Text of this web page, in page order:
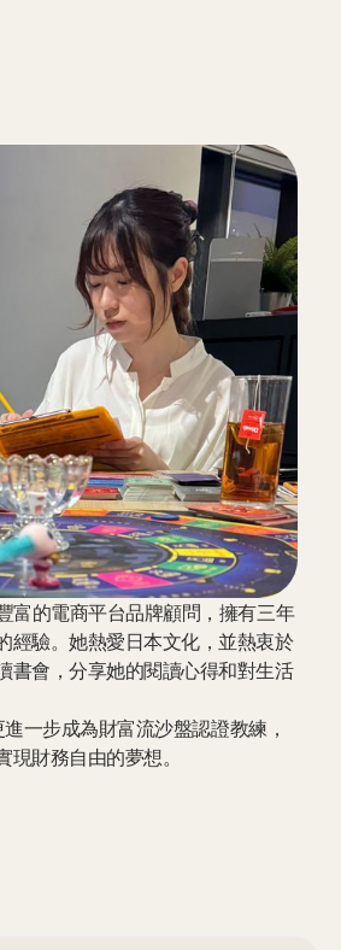
富的電商平台品牌顧問，擁有三年
經驗。她熱愛日本文化，並熱衷於
書會，分享她的閱讀心得和對生活
一步成為財富流沙盤認證教練，
財務自由的夢想。